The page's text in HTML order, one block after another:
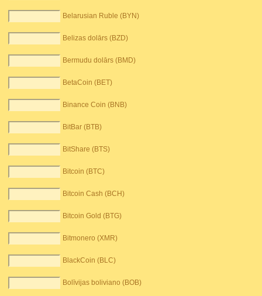
Belarusian Ruble (BYN)
Belizas dolārs (BZD)
Bermudu dolārs (BMD)
BetaCoin (BET)
Binance Coin (BNB)
BitBar (BTB)
BitShare (BTS)
Bitcoin (BTC)
Bitcoin Cash (BCH)
Bitcoin Gold (BTG)
Bitmonero (XMR)
BlackCoin (BLC)
Bolīvijas boliviano (BOB)